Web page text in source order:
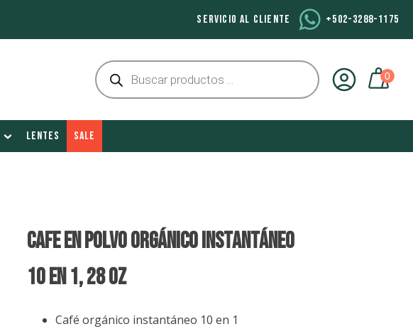
SERVICIO AL CLIENTE +502-3288-1175
Búsqueda
de
productos
LENTES SALE
CAFE EN POLVO ORGÁNICO INSTANTÁNEO
10 EN 1, 28 Oz
Café orgánico instantáneo 10 en 1